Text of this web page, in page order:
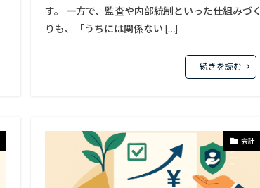
す。 一方で、監査や内部統制といった仕組みづく
りも、「うちには関係ない […]
続きを読む
会計